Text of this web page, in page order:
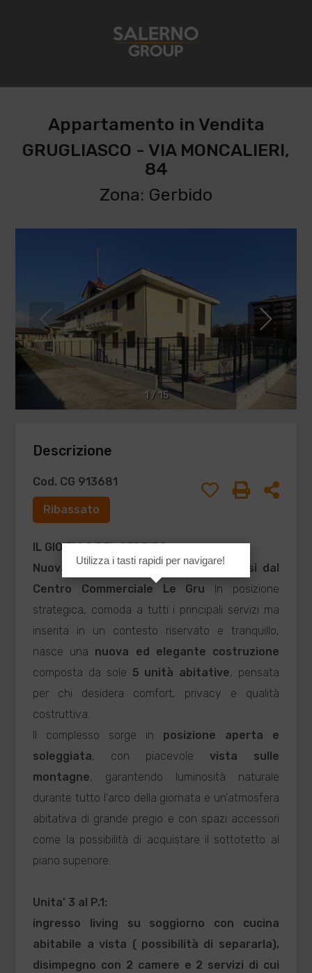
Appartamento in Vendita
GRUGLIASCO - VIA MONCALIERI,
84
Zona: Gerbido
1/ 15
Descrizione
Cod. CG 913681
Ribassato
IL GIOIELLO DEL GERBIDO
Nuova residenza esclusiva a due passi dal
Centro Commerciale Le Gru In posizione
strategica, comoda a tutti i principali servizi ma
inserita in un contesto riservato e tranquillo,
nasce una nuova ed elegante costruzione
composta da sole 5 unità abitative, pensata
per chi desidera comfort, privacy e qualità
costruttiva.
Il complesso sorge in posizione aperta e
soleggiata, con piacevole vista sulle
montagne, garantendo luminosità naturale
durante tutto l'arco della giornata e un'atmosfera
abitativa di grande pregio e con spazi accessori
come la possibilità di acquistare il sottotetto al
piano superiore.
Unita' 3 al P.1:
ingresso living su soggiorno con cucina
abitabile a vista ( possibilità di separarla),
disimpegno con 2 camere e 2 servizi di cui
Utilizza i tasti rapidi per navigare!